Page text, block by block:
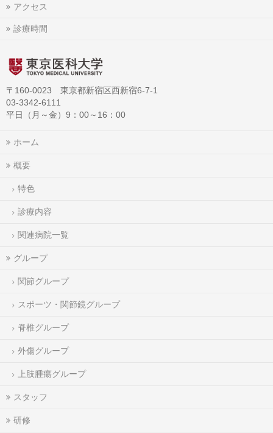
アクセス
診療時間
〒160-0023 東京都新宿区西新宿6-7-1
03-3342-6111
平日（月～金）9：00～16：00
ホーム
概要
特色
診療内容
関連病院一覧
グループ
関節グループ
スポーツ・関節鏡グループ
脊椎グループ
外傷グループ
上肢腫瘍グループ
スタッフ
研修